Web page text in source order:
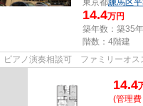
東京都練馬区
14.4万円
築年数：築35
階数：4階建
ピアノ演奏相談可 ファミリーオ
14.4
(管理